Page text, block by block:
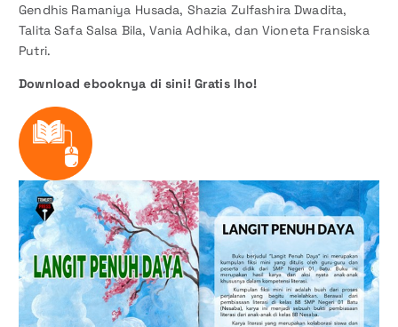
Gendhis Ramaniya Husada, Shazia Zulfashira Dwadita,
Talita Safa Salsa Bila, Vania Adhika, dan Vioneta Fransiska
Putri.
Download ebooknya di sini! Gratis lho!